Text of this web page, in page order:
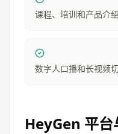
课程、培训和产品介绍
数字人口播和长视频
HeyGen 平台